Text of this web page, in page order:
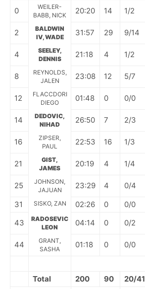
0
WEILER-
BABB, NICK
20:20 14 1/2
2
BALDWIN
IV, WADE
31:57 29 9/14
4
SEELEY,
DENNIS
21:18 4 1/2
8
REYNOLDS,
JALEN
23:08 12 5/7
12
FLACCDORI
DIEGO
01:48 0 0/0
14
DEDOVIC,
NIHAD
26:50 7 2/3
16
ZIPSER,
PAUL
22:53 16 1/3
21
GIST,
JAMES
20:19 4 1/4
25
JOHNSON,
JAJUAN
23:29 4 0/4
31
SISKO, ZAN 02:26 0 0/0
43
RADOSEVIC
LEON
04:14 0 0/2
44
GRANT,
SASHA
01:18 0 0/0
Total 200 90 20/41